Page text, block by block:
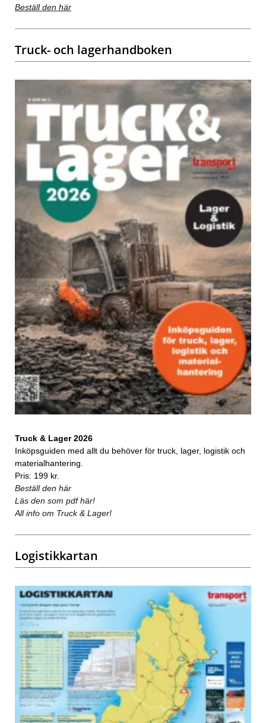
Beställ den här
Truck- och lagerhandboken
Truck & Lager 2026
Inköpsguiden med allt du behöver för truck, lager, logistik och
materialhantering.
Pris: 199 kr.
Beställ den här
Läs den som pdf här!
All info om Truck & Lager!
Logistikkartan